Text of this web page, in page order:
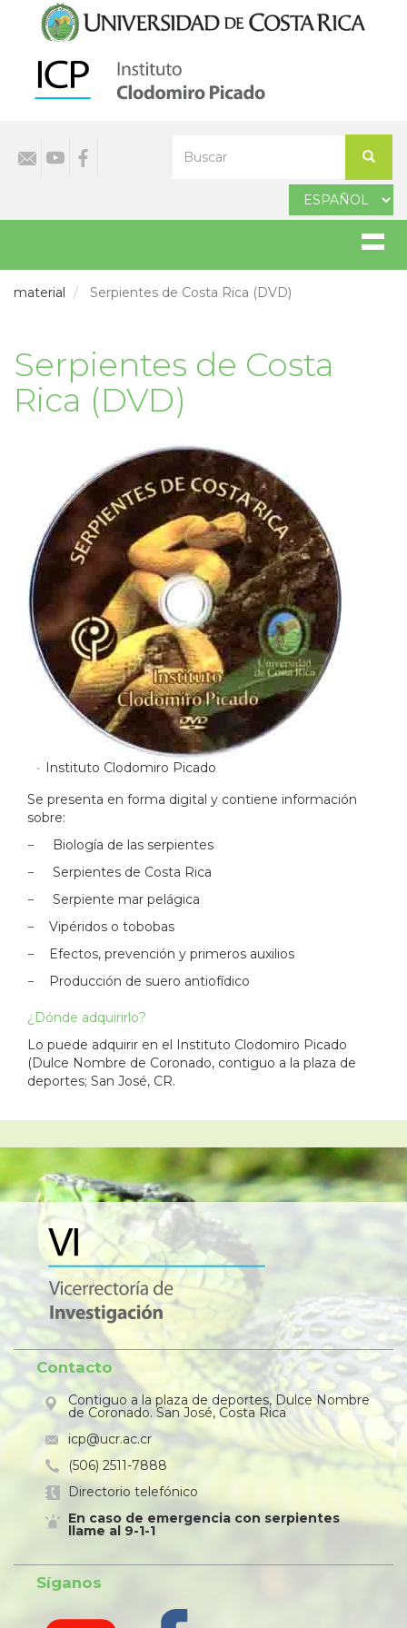
contenido
principal
Buscar
your
material Serpientes de Costa Rica (DVD)
Serpientes de Costa
Rica (DVD)
Instituto Clodomiro Picado
Se presenta en forma digital y contiene información
sobre:
− Biología de las serpientes
− Serpientes de Costa Rica
− Serpiente mar pelágica
− Vipéridos o tobobas
− Efectos, prevención y primeros auxilios
− Producción de suero antiofídico
¿Dónde adquirirlo?
Lo puede adquirir en el Instituto Clodomiro Picado
(Dulce Nombre de Coronado, contiguo a la plaza de
deportes; San José, CR.
Contacto
Contiguo a la plaza de deportes, Dulce Nombre
de Coronado. San José, Costa Rica
icp@ucr.ac.cr
(506) 2511-7888
Directorio telefónico
En caso de emergencia con serpientes
llame al 9-1-1
Síganos